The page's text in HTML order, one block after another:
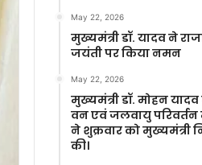
May 22, 2026
मुख्यमंत्री डॉ. यादव ने
जयंती पर किया नमन
May 22, 2026
मुख्यमंत्री डॉ. मोहन यादव
वन एवं जलवायु परिवर्तन
ने शुक्रवार को मुख्यमंत्री
की।